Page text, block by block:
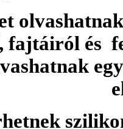
fajtáiról és